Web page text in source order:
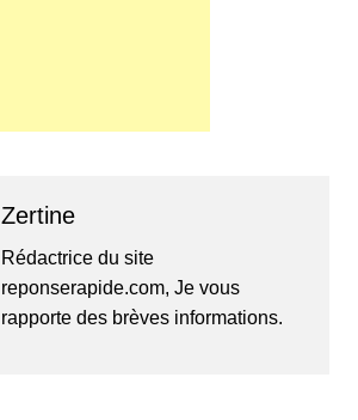
Zertine
Rédactrice du site
reponserapide.com, Je vous
rapporte des brèves informations.